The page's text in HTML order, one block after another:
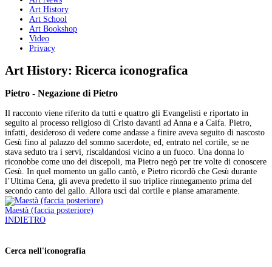
Art History
Art School
Art Bookshop
Video
Privacy
Art History: Ricerca iconografica
Pietro - Negazione di Pietro
Il racconto viene riferito da tutti e quattro gli Evangelisti e riportato in
seguito al processo religioso di Cristo davanti ad Anna e a Caifa. Pietro,
infatti, desideroso di vedere come andasse a finire aveva seguito di nascosto
Gesù fino al palazzo del sommo sacerdote, ed, entrato nel cortile, se ne
stava seduto tra i servi, riscaldandosi vicino a un fuoco. Una donna lo
riconobbe come uno dei discepoli, ma Pietro negò per tre volte di conoscere
Gesù. In quel momento un gallo cantò, e Pietro ricordò che Gesù durante
l’Ultima Cena, gli aveva predetto il suo triplice rinnegamento prima del
secondo canto del gallo. Allora uscì dal cortile e pianse amaramente.
Maestà (faccia posteriore)
INDIETRO
Cerca nell'iconografia